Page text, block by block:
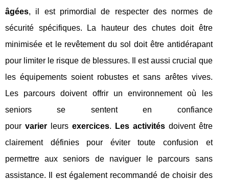
âgées, il est primordial de respecter des normes de
sécurité spécifiques. La hauteur des chutes doit être
minimisée et le revêtement du sol doit être antidérapant
pour limiter le risque de blessures. Il est aussi crucial que
les équipements soient robustes et sans arêtes vives.
Les parcours doivent offrir un environnement où les
seniors se sentent en confiance
pour varierleurs exercices. Les activitésdoivent être
clairement définies pour éviter toute confusion et
permettre aux seniors de naviguer le parcours sans
assistance. Il est également recommandé de choisir des